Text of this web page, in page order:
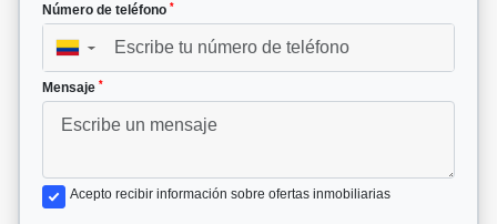
Número de teléfono *
▼
Mensaje *
Acepto recibir información sobre ofertas inmobiliarias